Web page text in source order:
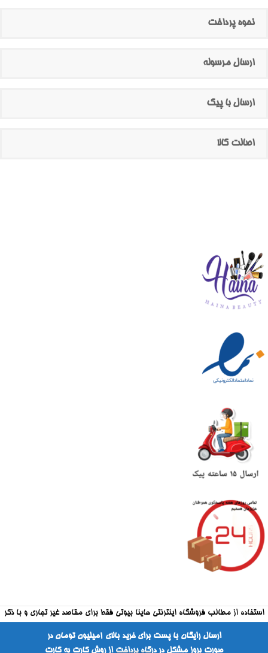
ارسال رایگان با پست برای خرید بالای ۱میلیون تومان در
صورت بروز مشکل در درگاه پرداخت از روش کارت به کارت
نحوه پرداخت
ارسال مرسوله
ارسال با پیک
اصالت کالا
استفاده از مطالب فروشگاه اینترنتی هاینا بیوتی فقط برای مقاصد غیر تجاری و با ذکر